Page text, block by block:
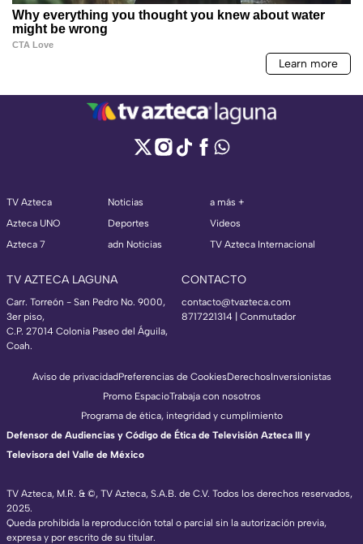
TV Azteca
Azteca UNO
Azteca 7
Noticias
Deportes
adn Noticias
a más +
Videos
TV Azteca Internacional
TV AZTECA LAGUNA
Carr. Torreón - San Pedro No. 9000,
3er piso,
C.P. 27014 Colonia Paseo del Águila,
Coah.
CONTACTO
contacto@tvazteca.com
8717221314 | Conmutador
TV Azteca, M.R. & ©, TV Azteca, S.A.B. de C.V. Todos los derechos reservados,
2025.
Queda prohibida la reproducción total o parcial sin la autorización previa,
expresa y por escrito de su titular.
Aviso de privacidadPreferencias de CookiesDerechosInversionistas
Promo EspacioTrabaja con nosotros
Programa de ética, integridad y cumplimiento
Defensor de Audiencias y Código de Ética de Televisión Azteca III y
Televisora del Valle de México